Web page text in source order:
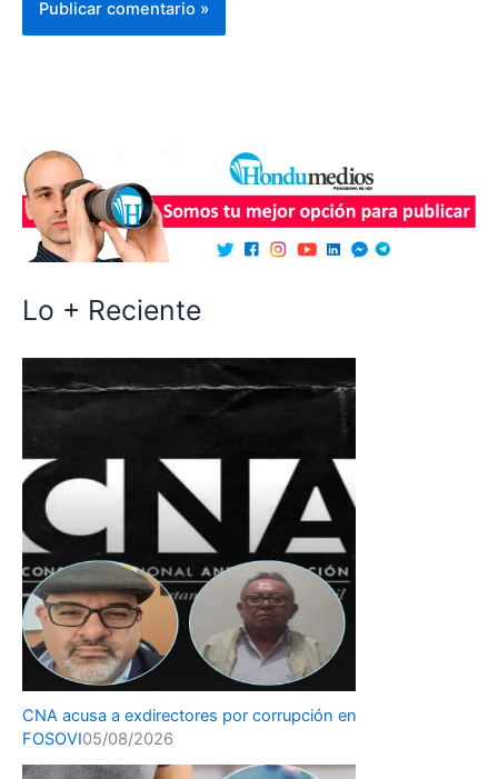
Lo + Reciente
CNA acusa a exdirectores por corrupción en
FOSOVI05/08/2026